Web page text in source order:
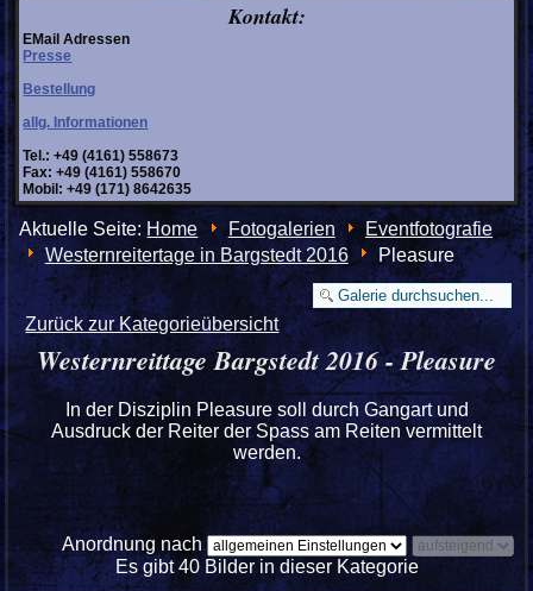
Kontakt:
EMail Adressen
Presse
Bestellung
allg. Informationen
Tel.: +49 (4161) 558673
Fax: +49 (4161) 558670
Mobil: +49 (171) 8642635
Aktuelle Seite:Home Fotogalerien
Eventfotografie
Westernreitertage in Bargstedt 2016
Pleasure
Zurück zur Kategorieübersicht
Westernreittage Bargstedt 2016 - Pleasure
In der Disziplin Pleasure soll durch Gangart und
Ausdruck der Reiter der Spass am Reiten vermittelt
werden.
Anordnung nach
Es gibt 40 Bilder in dieser Kategorie